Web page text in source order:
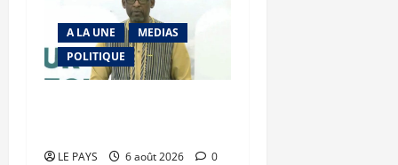
A LA UNE
MEDIAS
POLITIQUE
LE PAYS 6 août 2026 0